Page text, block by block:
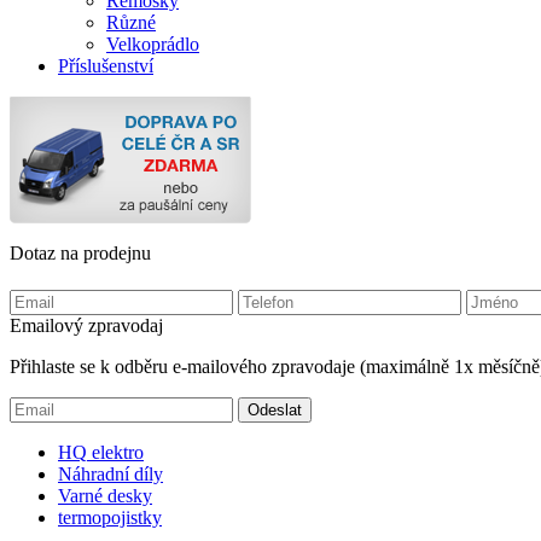
Různé
Velkoprádlo
Příslušenství
Dotaz na prodejnu
Emailový zpravodaj
Přihlaste se k odběru e-mailového zpravodaje (maximálně 1x
HQ elektro
Náhradní díly
Varné desky
termopojistky